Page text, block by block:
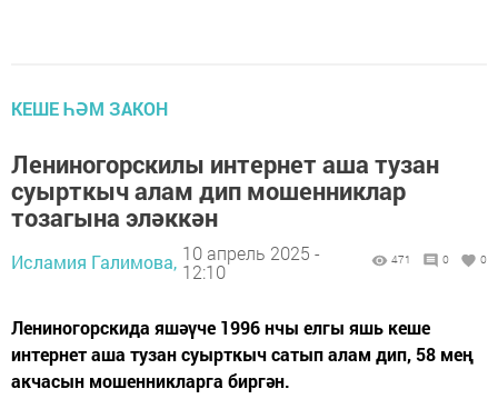
КЕШЕ ҺӘМ ЗАКОН
Лениногорскилы интернет аша тузан
суырткыч алам дип мошенниклар
тозагына эләккән
Исламия Галимова, 10 апрель 2025 -
12:10
471 0 0
Лениногорскида яшәүче 1996 нчы елгы яшь кеше
интернет аша тузан суырткыч сатып алам дип, 58 мең
акчасын мошенникларга биргән.